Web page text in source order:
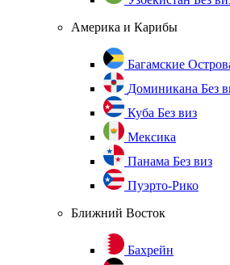
Америка и Карибы
Багамские
Доминикана Без
Куба Без виз
Мексика
Панама Без виз
Пуэрто-Рико
Ближний Восток
Бахрейн